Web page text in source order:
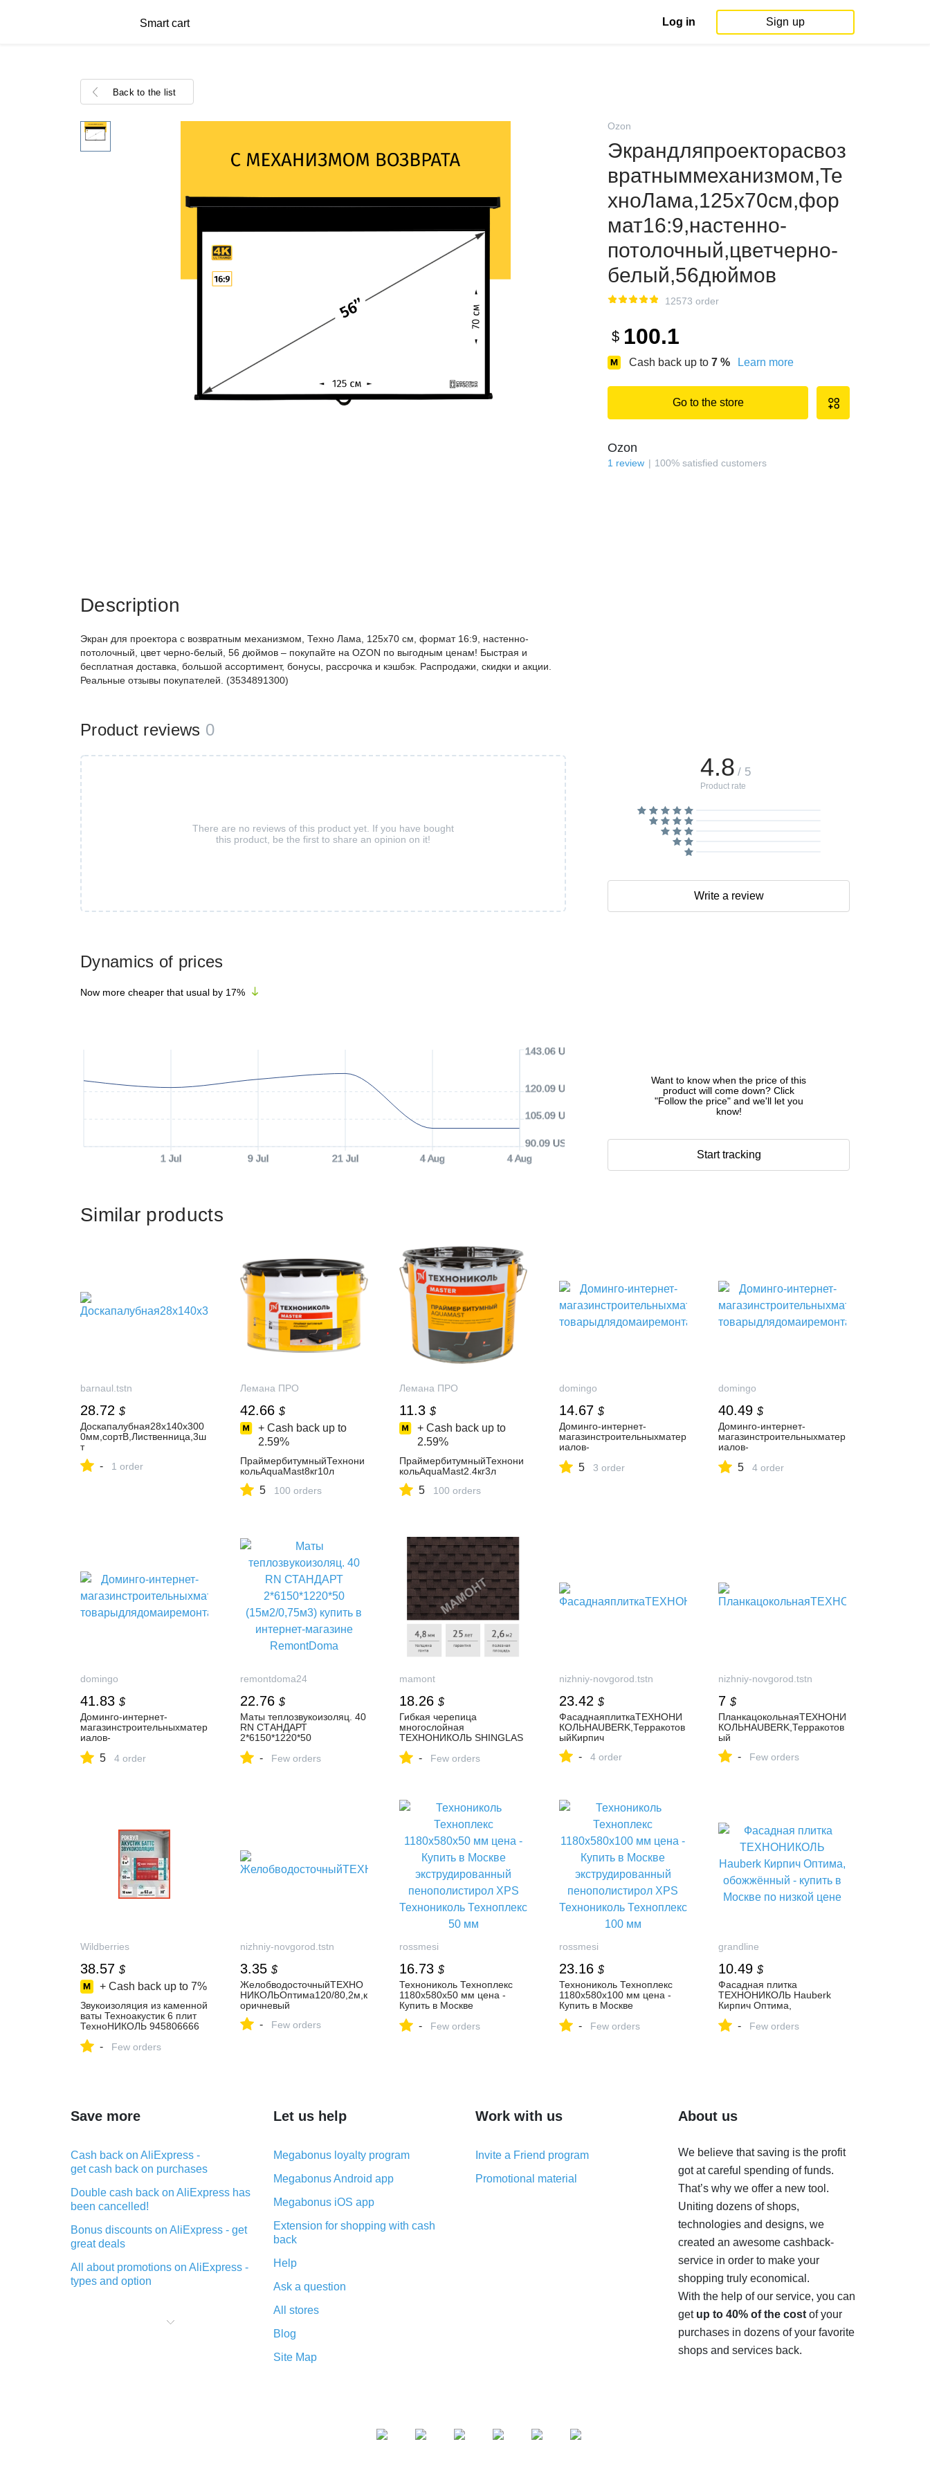
Smart cart Log in Sign up
Back to the list
Ozon
Экрандляпроекторасвоз
вратныммеханизмом,Те
хноЛама,125x70см,фор
мат16:9,настенно-
потолочный,цветчерно-
белый,56дюймов
12573 order
$ 100.1
Cash back up to 7 % Learn more
Go to the store
Ozon
1 review 100% satisfied customers
Dynamics of prices
Now more cheaper that usual by 17%
1 Jul 9 Jul 21 Jul 4 Aug 4 Aug
90.09 USD
105.09 USD
120.09 USD
143.06 USD
Want to know when the price of this
product will come down? Click
"Follow the price" and we'll let you
know!
Start tracking
Description
Экран для проектора с возвратным механизмом, Техно Лама, 125x70 см, формат 16:9, настенно-
потолочный, цвет черно-белый, 56 дюймов – покупайте на OZON по выгодным ценам! Быстрая и
бесплатная доставка, большой ассортимент, бонусы, рассрочка и кэшбэк. Распродажи, скидки и акции.
Реальные отзывы покупателей. (3534891300)
Product reviews 0
There are no reviews of this product yet. If you have bought
this product, be the first to share an opinion on it!
4.8 / 5
Product rate
Write a review
Similar products
barnaul.tstn
28.72 $
Доскапалубная28х140х300
0мм,сортB,Лиственница,3ш
т
- 1 order
Лемана ПРО
42.66 $
+ Cash back up to
2.59%
ПраймербитумныйТехнони
кольAquaMast8кг10л
5 100 orders
Лемана ПРО
11.3 $
+ Cash back up to
2.59%
ПраймербитумныйТехнони
кольAquaMast2.4кг3л
5 100 orders
domingo
14.67 $
Доминго-интернет-
магазинстроительныхматер
иалов-
5 3 order
domingo
40.49 $
Доминго-интернет-
магазинстроительныхматер
иалов-
5 4 order
domingo
41.83 $
Доминго-интернет-
магазинстроительныхматер
иалов-
5 4 order
remontdoma24
22.76 $
Маты теплозвукоизоляц. 40
RN СТАНДАРТ
2*6150*1220*50
интернет-магазине
- Few orders
mamont
18.26 $
Гибкая черепица
многослойная
ТЕХНОНИКОЛЬ SHINGLAS
м2 купить в Минске с
- Few orders
nizhniy-novgorod.tstn
23.42 $
ФасаднаяплиткаТЕХНОНИ
КОЛЬHAUBERK,Терракотов
ыйКирпич
- 4 order
nizhniy-novgorod.tstn
7 $
ПланкацокольнаяТЕХНОНИ
КОЛЬHAUBERK,Терракотов
ый
- Few orders
Wildberries
38.57 $
+ Cash back up to 7%
Звукоизоляция из каменной
ваты Техноакустик 6 плит
ТехноНИКОЛЬ 945806666
интернет‑магазине
- Few orders
nizhniy-novgorod.tstn
3.35 $
ЖелобводосточныйТЕХНО
НИКОЛЬОптима120/80,2м,к
оричневый
- Few orders
rossmesi
16.73 $
Технониколь Техноплекс
1180х580х50 мм цена -
Купить в Москве
пенополистирол XPS
- Few orders
rossmesi
23.16 $
Технониколь Техноплекс
1180х580х100 мм цена -
Купить в Москве
пенополистирол XPS
- Few orders
grandline
10.49 $
Фасадная плитка
ТЕХНОНИКОЛЬ Hauberk
Кирпич Оптима,
Москве по низкой цене
- Few orders
Save more
Cash back on AliExpress -
get cash back on purchases
Double cash back on AliExpress has
been cancelled!
Bonus discounts on AliExpress - get
great deals
All about promotions on AliExpress -
types and option
purchases on AliExpress - short and
Let us help
Megabonus loyalty program
Megabonus Android app
Megabonus iOS app
Extension for shopping with cash
back
Help
Ask a question
All stores
Blog
Site Map
Work with us
Invite a Friend program
Promotional material
About us
We believe that saving is the profit
got at careful spending of funds.
That’s why we offer a new tool.
Uniting dozens of shops,
technologies and designs, we
created an awesome cashback-
service in order to make your
shopping truly economical.
With the help of our service, you can
get up to 40% of the costof your
purchases in dozens of your favorite
shops and services back.